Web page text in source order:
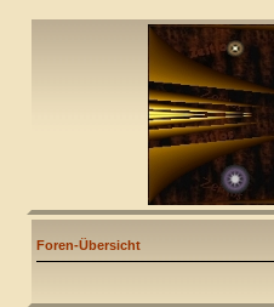
Foren-Übersicht